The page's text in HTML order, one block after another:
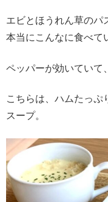
エビとほうれん草のパ
本当にこんなに食べて
ペッパーが効いていて
こちらは、ハムたっぷ
スープ。